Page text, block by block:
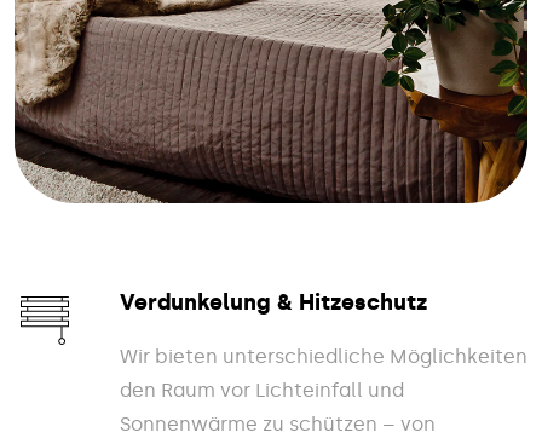
Verdunkelung & Hitzeschutz
Wir bieten unterschiedliche Möglichkeiten
den Raum vor Lichteinfall und
Sonnenwärme zu schützen – von